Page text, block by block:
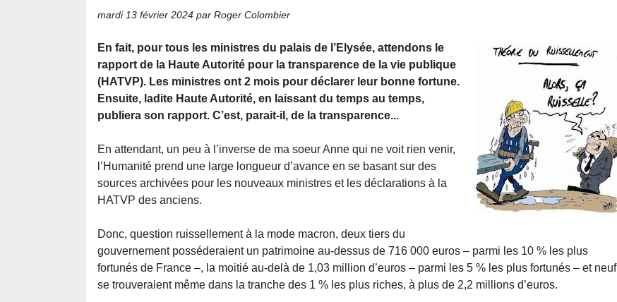
mardi 13 février 2024 par Roger Colombier
En fait, pour tous les ministres du palais de l’Elysée, attendons le
rapport de la Haute Autorité pour la transparence de la vie publique
(HATVP). Les ministres ont 2 mois pour déclarer leur bonne fortune.
Ensuite, ladite Haute Autorité, en laissant du temps au temps,
publiera son rapport. C’est, parait-il, de la transparence...
En attendant, un peu à l’inverse de ma soeur Anne qui ne voit rien venir,
l’Humanité prend une large longueur d’avance en se basant sur des
sources archivées pour les nouveaux ministres et les déclarations à la
HATVP des anciens.
Donc, question ruissellement à la mode macron, deux tiers du
gouvernement posséderaient un patrimoine au-dessus de 716 000 euros – parmi les 10 % les plus
fortunés de France –, la moitié au-delà de 1,03 million d’euros – parmi les 5 % les plus fortunés – et neuf
se trouveraient même dans la tranche des 1 % les plus riches, à plus de 2,2 millions d’euros.